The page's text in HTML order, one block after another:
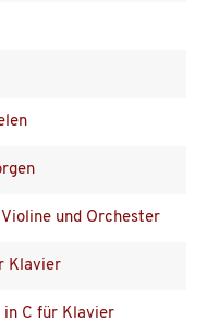
und Orchester
Klavier
in C für Klavier